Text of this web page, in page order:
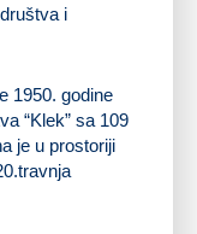
i
1950. godine
“Klek” sa 109
je u prostoriji